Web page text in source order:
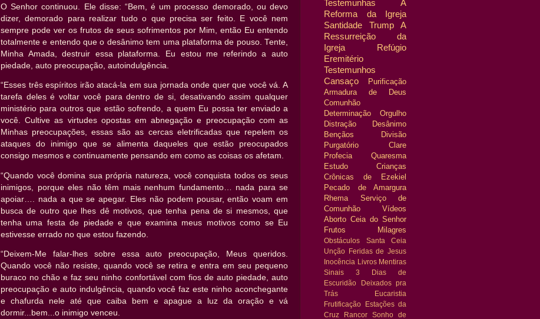
O Senhor continuou. Ele disse: “Bem, é um processo demorado, ou devo
dizer, demorado para realizar tudo o que precisa ser feito. E você nem
sempre pode ver os frutos de seus sofrimentos por Mim, então Eu entendo
totalmente e entendo que o desânimo tem uma plataforma de pouso. Tente,
Minha Amada, destruir essa plataforma. Eu estou me referindo a auto
piedade, auto preocupação, autoindulgência.
“Esses três espíritos irão atacá-la em sua jornada onde quer que você vá. A
tarefa deles é voltar você para dentro de si, desativando assim qualquer
ministério para outros que estão sofrendo, a quem Eu possa ter enviado a
você. Cultive as virtudes opostas em abnegação e preocupação com as
Minhas preocupações, essas são as cercas eletrificadas que repelem os
ataques do inimigo que se alimenta daqueles que estão preocupados
consigo mesmos e continuamente pensando em como as coisas os afetam.
“Quando você domina sua própria natureza, você conquista todos os seus
inimigos, porque eles não têm mais nenhum fundamento… nada para se
apoiar…. nada a que se apegar. Eles não podem pousar, então voam em
busca de outro que lhes dê motivos, que tenha pena de si mesmos, que
tenha uma festa de piedade e que examina meus motivos como se Eu
estivesse errado no que estou fazendo.
“Deixem-Me falar-lhes sobre essa auto preocupação, Meus queridos.
Quando você não resiste, quando você se retira e entra em seu pequeno
buraco no chão e faz seu ninho confortável com fios de auto piedade, auto
preocupação e auto indulgência, quando você faz este ninho aconchegante
e chafurda nele até que caiba bem e apague a luz da oração e vá
dormir...bem...o inimigo venceu.
Testemunhas
A
Reforma da Igreja
Santidade
Trump
A
Ressurreição da
Igreja
Refúgio
Eremitério
Testemunhos
Cansaço
Purificação
Armadura de Deus
Comunhão
Determinação
Orgulho
Distração
Desânimo
Bençãos
Divisão
Purgatório
Clare
Profecia
Quaresma
Estudo
Crianças
Crônicas de Ezekiel
Pecado de Amargura
Rhema
Serviço de
Comunhão
Vídeos
Aborto Ceia do Senhor
Frutos
Milagres
Obstáculos
Santa Ceia
Unção
Feridas de Jesus
Inocência
Livros Mentiras
Sinais
3 Dias de
Escuridão
Deixados pra
Trás
Eucaristia
Frutificação
Estações da
Cruz
Rancor
Sonho de